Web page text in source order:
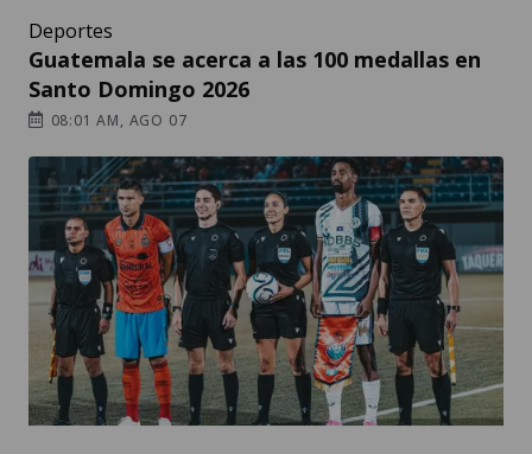
Deportes
Guatemala se acerca a las 100 medallas en
Santo Domingo 2026
08:01 AM, AGO 07